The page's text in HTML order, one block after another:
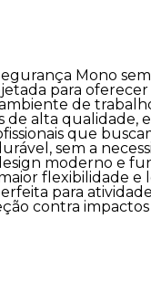
Mono
para
de
de alta qualidade,
que
sem a
moderno e
flexibilidade e
para
contra impactos